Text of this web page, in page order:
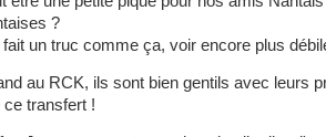
?
fait un truc comme ça, voir encore plus
au RCK, ils sont bien gentils avec leurs
ce transfert !